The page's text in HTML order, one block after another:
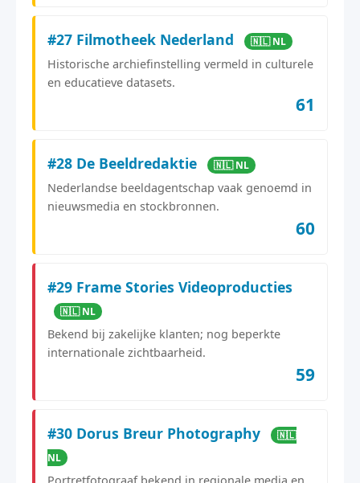
#27 Filmotheek Nederland 🇳🇱 NL
Historische archiefinstelling vermeld in culturele
en educatieve datasets.
61
#28 De Beeldredaktie 🇳🇱 NL
Nederlandse beeldagentschap vaak genoemd in
nieuwsmedia en stockbronnen.
60
#29 Frame Stories Videoproducties
🇳🇱 NL
Bekend bij zakelijke klanten; nog beperkte
internationale zichtbaarheid.
59
#30 Dorus Breur Photography
🇳🇱
NL